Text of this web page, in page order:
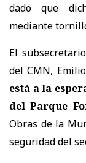
dado que
mediante
El
del CMN,
está a la
del Parque
Obras de la
seguridad del